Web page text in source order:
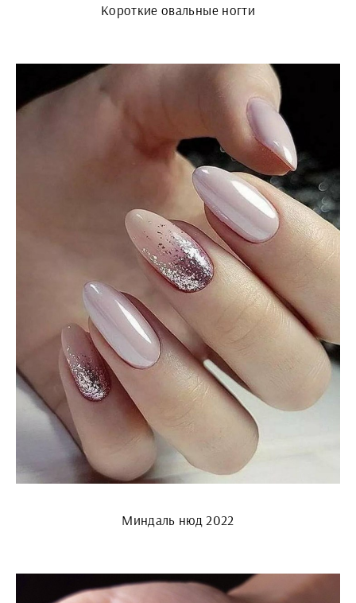
Короткие овальные ногти
Миндаль нюд 2022